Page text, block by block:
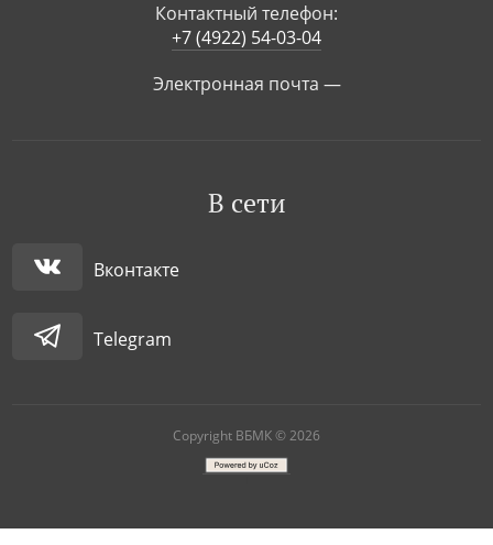
Контактный телефон:
+7 (4922) 54-03-04
Электронная почта —
В сети
Вконтакте
Telegram
Copyright ВБМК © 2026